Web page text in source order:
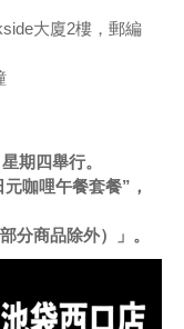
大廈2樓，郵編
期四舉行。
咖哩午餐套餐”，
分商品除外）」。